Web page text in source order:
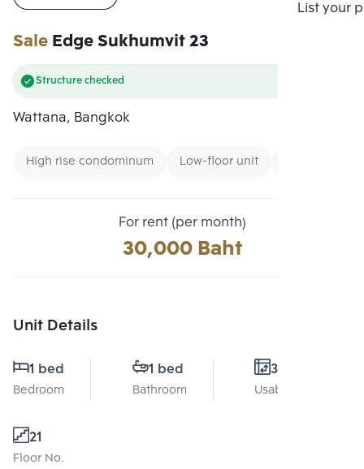
List your
SaleEdge Sukhumvit 23
Structure checked
Wattana, Bangkok
High rise condominum Low-floor unit
For rent (per month)
30,000 Baht
Unit Details
1 bed
Bedroom
1 bed
Bathroom
31 Sq.m.
Usable area
21
Floor No.